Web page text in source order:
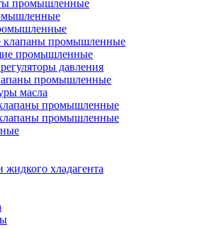
промышленные
клапаны промышленные
промышленные
давления
промышленные
масла
промышленные
промышленные
жидкого хладагента